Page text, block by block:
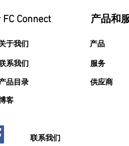
Connect
于我们
系我们
品目录
客
联系我们
产品和
产品
服务
供应商